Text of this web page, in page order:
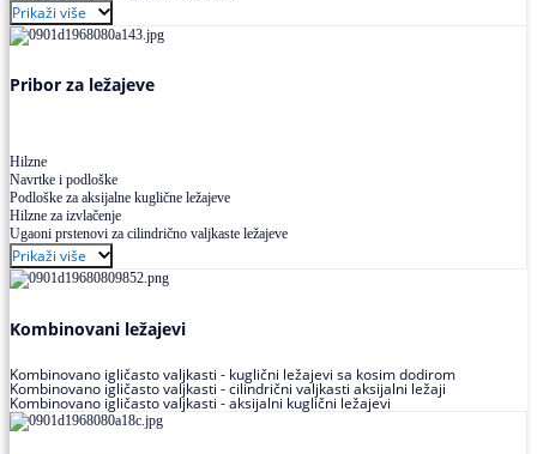
Prikaži više
Pribor za ležajeve
Hilzne
Navrtke i podloške
Podloške za aksijalne kuglične ležajeve
Hilzne za izvlačenje
Ugaoni prstenovi za cilindrično valjkaste ležajeve
Prikaži više
Kombinovani ležajevi
Kombinovano igličasto valjkasti - kuglični ležajevi sa kosim dodirom
Kombinovano igličasto valjkasti - cilindrični valjkasti aksijalni ležaji
Kombinovano igličasto valjkasti - aksijalni kuglični ležajevi